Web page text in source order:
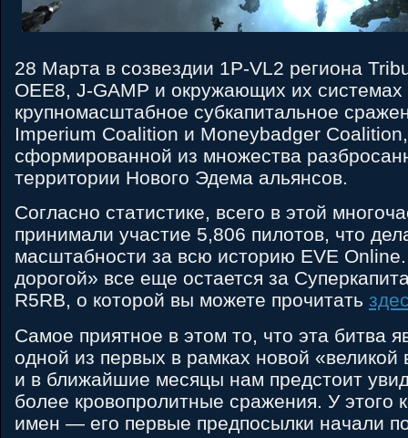
28 Марта в созвездии 1P-VL2 региона
OEE8, J-GAMP и окружающих их
крупномасштабное субкапитальное
Imperium Coalition и Moneybadger
сформированной из множества
территории Нового Эдема альянсов.
Согласно статистике, всего в этой
принимали участие 5,806 пилотов, что
масштабности за всю историю EVE
дорогой» все еще остается за
R5RB, о которой вы можете прочитать
Самое приятное в этом то, что эта битва
одной из первых в рамках новой «великой
и в ближайшие месяцы нам предстоит
более кровопролитные сражения. У этого
имен — его первые предпосылки начали